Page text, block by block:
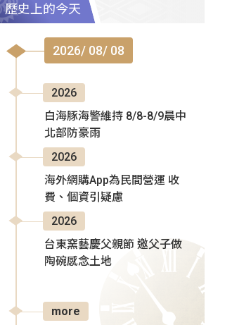
歷史上的今天
2026/ 08/ 08
2026
白海豚海警維持 8/8-8/9晨中
北部防豪雨
2026
海外網購App為民間營運 收
費、個資引疑慮
2026
台東窯藝慶父親節 邀父子做
陶碗感念土地
more